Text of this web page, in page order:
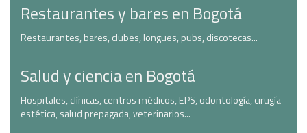
Restaurantes y bares en Bogotá
Restaurantes, bares, clubes, longues, pubs, discotecas...
Salud y ciencia en Bogotá
Hospitales, clínicas, centros médicos, EPS, odontología, cirugía
estética, salud prepagada, veterinarios...